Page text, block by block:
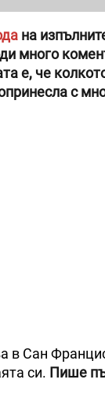
на
много
е, че
с
в Сан
си. Пише